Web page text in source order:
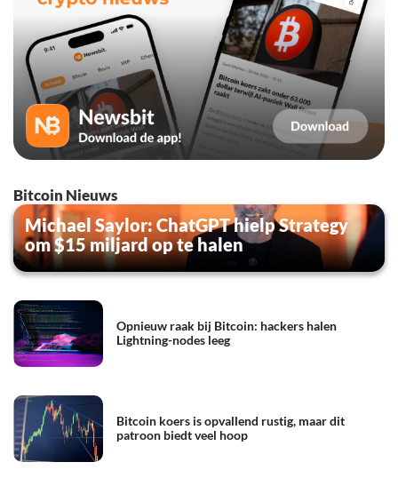
Bitcoin Nieuws
Michael Saylor: ChatGPT hielp Strategy
om $15 miljard op te halen
Opnieuw raak bij Bitcoin: hackers halen
Lightning-nodes leeg
Bitcoin koers is opvallend rustig, maar dit
patroon biedt veel hoop